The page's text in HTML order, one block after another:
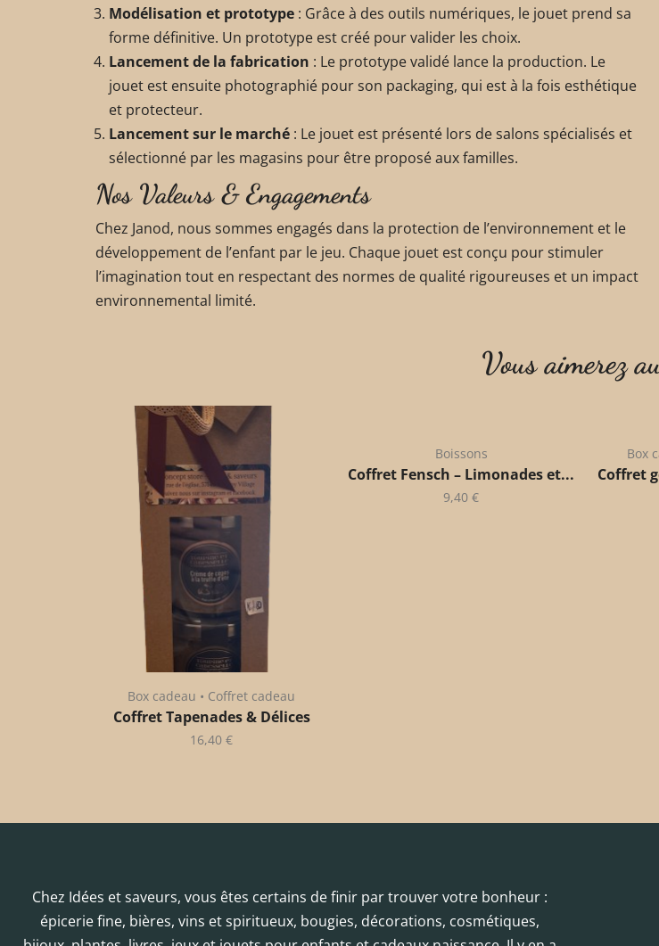
Modélisation et prototype : Grâce à des outils numériques, le jouet prend sa
forme définitive. Un prototype est créé pour valider les choix.
Lancement de la fabrication : Le prototype validé lance la production. Le
jouet est ensuite photographié pour son packaging, qui est à la fois esthétique
et protecteur.
Lancement sur le marché : Le jouet est présenté lors de salons spécialisés et
sélectionné par les magasins pour être proposé aux familles.
Nos Valeurs & Engagements
Chez Janod, nous sommes engagés dans la protection de l’environnement et le
développement de l’enfant par le jeu. Chaque jouet est conçu pour stimuler
l’imagination tout en respectant des normes de qualité rigoureuses et un impact
environnemental limité.
Vous aimerez
Box cadeau • Coffret cadeau
Coffret Tapenades & Délices
16,40 €
Boissons
Coffret Fensch – Limonades et...
9,40 €
Box
Coffret
Chez Idées et saveurs, vous êtes certains de finir par trouver votre bonheur :
épicerie fine, bières, vins et spiritueux, bougies, décorations, cosmétiques,